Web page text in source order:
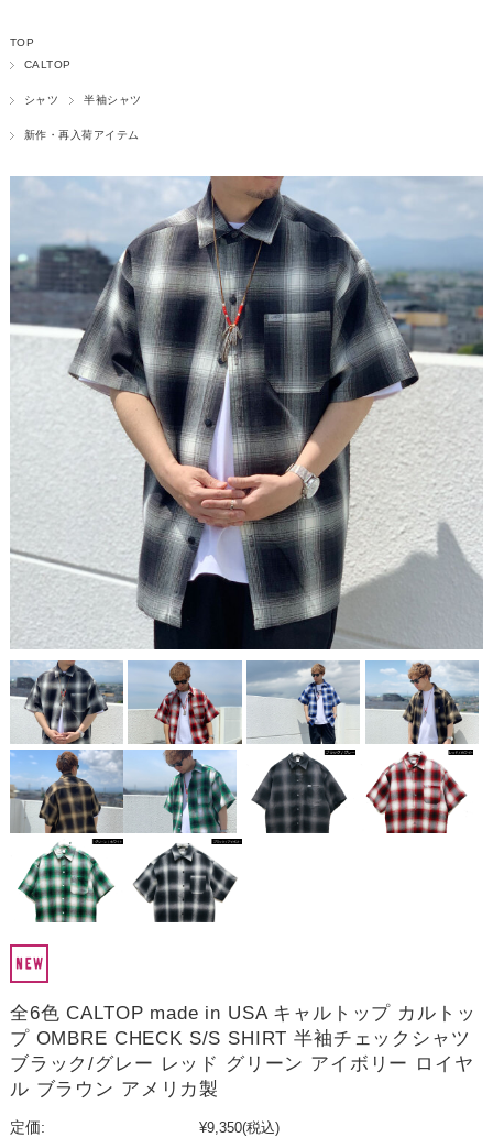
TOP
CALTOP
シャツ 半袖シャツ
新作・再入荷アイテム
全6色 CALTOP made in USA キャルトップ カルトッ
プ OMBRE CHECK S/S SHIRT 半袖チェックシャツ
ブラック/グレー レッド グリーン アイボリー ロイヤ
ル ブラウン アメリカ製
定価: ¥9,350(税込)